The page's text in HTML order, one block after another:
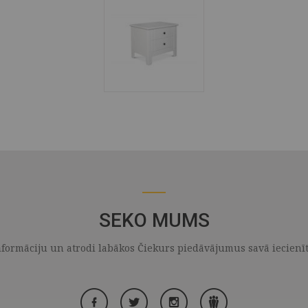
SEKO MUMS
un atrodi labākos Čiekurs piedāvājumus savā